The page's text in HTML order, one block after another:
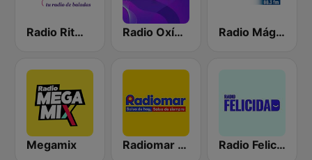
Radio Ritmo Romántica Radio Oxígeno Radio Mágica 88.3 FM
Megamix Radiomar 106.3 FM Radio Felicidad